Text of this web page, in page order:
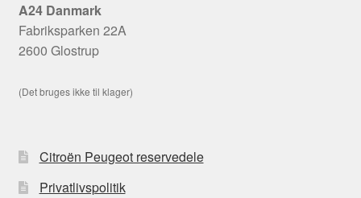
A24 Danmark
Fabriksparken 22A
2600 Glostrup
(Det bruges ikke til klager)
Citroën Peugeot reservedele
Privatlivspolitik